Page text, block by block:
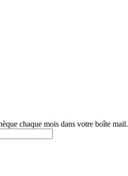
chaque mois dans votre boîte mail.